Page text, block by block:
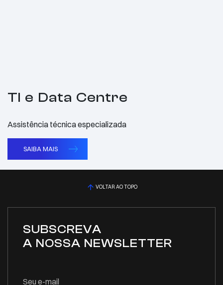
TI e Data Centre
Assistência técnica especializada
SAIBA MAIS
VOLTAR AO TOPO
SUBSCREVA
A NOSSA NEWSLETTER
Seu e-mail